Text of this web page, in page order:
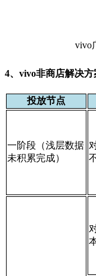
vivo
4、vivo非商店解决
投放节点
一阶段（浅层数据
未积累完成）